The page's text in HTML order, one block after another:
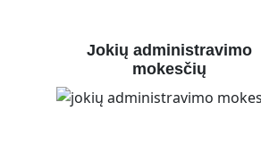
Jokių administravimo
mokesčių